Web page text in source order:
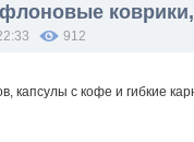
коврики,
912